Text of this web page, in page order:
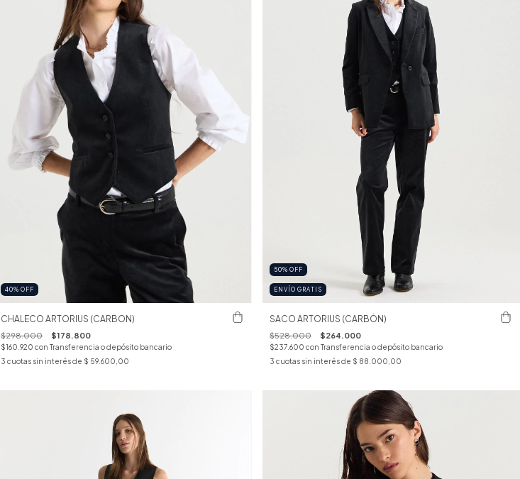
40%OFF
CHALECO ARTORIUS (CARBON)
$298.000 $178.800
$160.920con Transferencia o depósito bancario
3 cuotas sin interés de $ 59.600,00
50% OFF
ENVÍO GRATIS
SACO ARTORIUS (CARBÓN)
$528.000 $264.000
$237.600 con Transferencia o depósito bancario
3 cuotas sin interés de $ 88.000,00